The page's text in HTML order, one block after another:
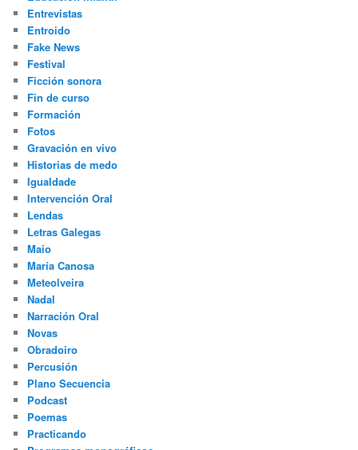
Entrevistas
Entroido
Fake News
Festival
Ficción sonora
Fin de curso
Formación
Fotos
Gravación en vivo
Historias de medo
Igualdade
Intervención Oral
Lendas
Letras Galegas
Maio
María Canosa
Meteolveira
Nadal
Narración Oral
Novas
Obradoiro
Percusión
Plano Secuencia
Podcast
Poemas
Practicando